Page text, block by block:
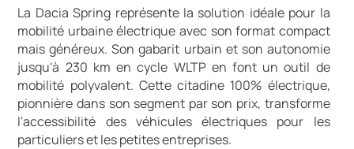
La Dacia Spring représente la solution idéale pour la
mobilité urbaine électrique avec son format compact
mais généreux. Son gabarit urbain et son autonomie
jusqu'à 230 km en cycle WLTP en font un outil de
mobilité polyvalent. Cette citadine 100% électrique,
pionnière dans son segment par son prix, transforme
l'accessibilité des véhicules électriques pour les
particuliers et les petites entreprises.